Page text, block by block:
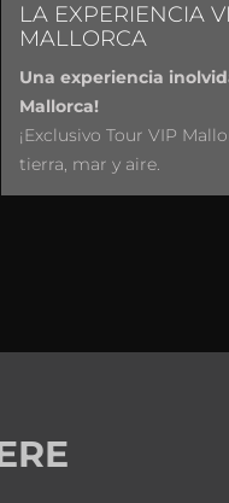
LA EXPERIENCIA
MALLORCA
Una experiencia
Mallorca!
¡Exclusivo Tour VIP
tierra, mar y aire.